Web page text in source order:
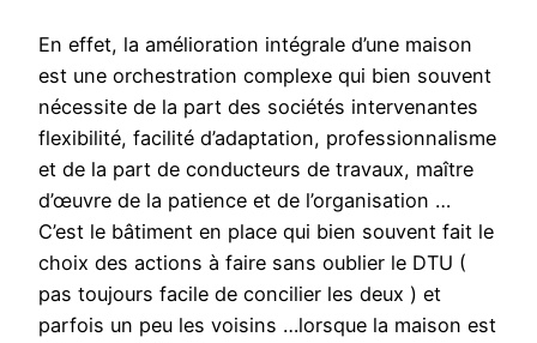
En effet, la amélioration intégrale d’une maison
est une orchestration complexe qui bien souvent
nécessite de la part des sociétés intervenantes
flexibilité, facilité d’adaptation, professionnalisme
et de la part de conducteurs de travaux, maître
d’œuvre de la patience et de l’organisation …
C’est le bâtiment en place qui bien souvent fait le
choix des actions à faire sans oublier le DTU (
pas toujours facile de concilier les deux ) et
parfois un peu les voisins …lorsque la maison est